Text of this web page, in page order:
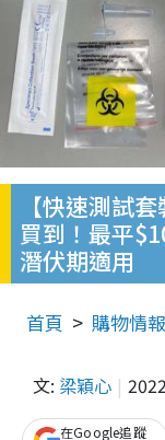
【快速測試
買到！最平
潛伏期適用
首頁 購物情報
文: 梁穎心
在Google追蹤